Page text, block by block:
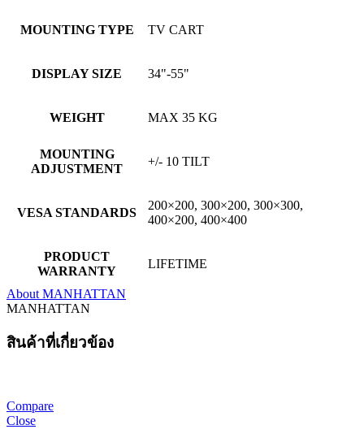
MOUNTING TYPE TV CART
DISPLAY SIZE 34"-55"
WEIGHT MAX 35 KG
MOUNTING
ADJUSTMENT
+/- 10 TILT
VESA STANDARDS
200×200, 300×200, 300×300,
400×200, 400×400
PRODUCT
WARRANTY
LIFETIME
About MANHATTAN
MANHATTAN
สินค้าที่เกี่ยวข้อง
Compare
Close